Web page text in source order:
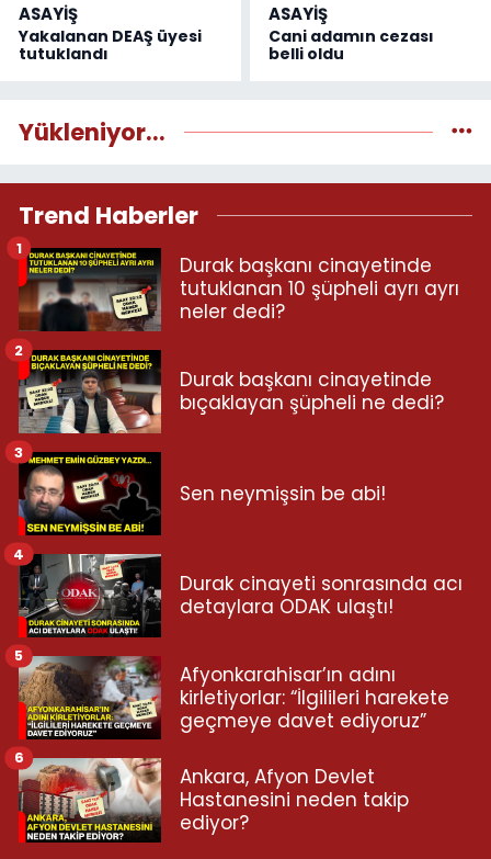
ASAYİŞ
Yakalanan DEAŞ üyesi
tutuklandı
ASAYİŞ
Cani adamın cezası
belli oldu
Yükleniyor...
Trend Haberler
Durak başkanı cinayetinde
tutuklanan 10 şüpheli ayrı ayrı
neler dedi?
1
Durak başkanı cinayetinde
bıçaklayan şüpheli ne dedi?
2
Sen neymişsin be abi!
3
Durak cinayeti sonrasında acı
detaylara ODAK ulaştı!
4
Afyonkarahisar’ın adını
kirletiyorlar: “İlgilileri harekete
geçmeye davet ediyoruz”
5
Ankara, Afyon Devlet
Hastanesini neden takip
ediyor?
6